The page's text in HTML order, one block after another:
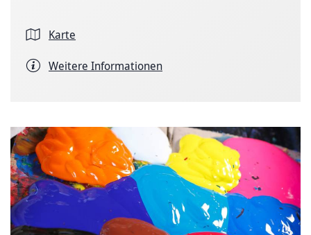
Karte
Weitere Informationen